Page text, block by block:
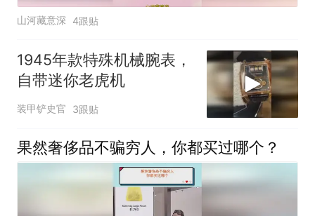
山河藏意深 4跟贴
1945年款特殊机械腕表，
自带迷你老虎机
装甲铲史官 3跟贴
果然奢侈品不骗穷人，你都买过哪个？